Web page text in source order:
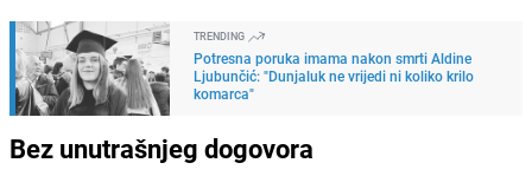
TRENDING
Potresna poruka imama nakon smrti Aldine
Ljubunčić: "Dunjaluk ne vrijedi ni koliko krilo
komarca"
Bez unutrašnjeg dogovora